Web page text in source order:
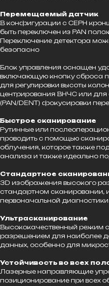
Перемещаемый датчик
В конфигурации с CEPH
быть переключен из PAN
Переключение детектора
безопасно
Блок управления оснащен
включающую кнопку сброса
для регулировки высоты
центрирования ВНЧС или для
(PAN/DENT) фокусировки
Быстрое сканирование
Рутинные или
проводить с помощью
облучения, которое также
анализа и также идеально
Стандартное
3D изображения высокого
стандартном сканировании,
первоначальной
Ультрасканирование
Высококачественный режим
разрешением для наиболее
данных, особенно для
Устойчивость во всех
Лазерные направляющие
позиционирование при всех